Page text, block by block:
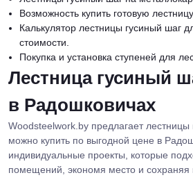
Возможность купить готовую
Калькулятор лестницы гусиный шаг
стоимости.
Покупка и установка ступеней для
Лестница гусиный
в Радошковичах
Woodsteelwork.by предлагает лестницы
можно купить по выгодной цене в
индивидуальные проекты, которые
помещений, экономя место и сохраняя